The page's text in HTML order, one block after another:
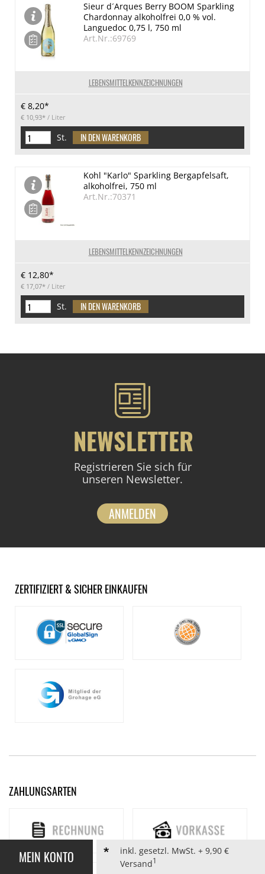
LEBENSMITTELKENNZEICHNUNGEN
Sieur d´Arques Berry BOOM Sparkling
Chardonnay alkoholfrei 0,0 % vol.
Languedoc 0,75 l, 750 ml
Art.Nr.:69769
€ 8,20*
€ 10,93* / Liter
St.
LEBENSMITTELKENNZEICHNUNGEN
Kohl "Karlo" Sparkling Bergapfelsaft,
alkoholfrei, 750 ml
Art.Nr.:70371
€ 12,80*
€ 17,07* / Liter
St.
NEWSLETTER
Registrieren Sie sich für
unseren Newsletter.
ANMELDEN
ZERTIFIZIERT & SICHER EINKAUFEN
ZAHLUNGSARTEN
MEIN KONTO
inkl. gesetzl. MwSt. + 9,90 €
Versand1